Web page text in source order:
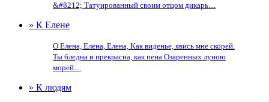
&#8212; Татуированный своим отцом дикарь....
» К Елене
О Елена, Елена, Елена, Как виденье, явись мне скорей.
Ты бледна и прекрасна, как пена Озаренных луною
морей....
» К людям